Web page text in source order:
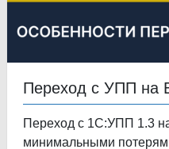
Переход с УПП на
Переход с 1С:УПП 1.3
минимальными